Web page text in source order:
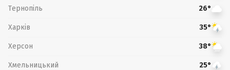
Тернопіль 26°
Харків 35°
Херсон 38°
Хмельницький 25°